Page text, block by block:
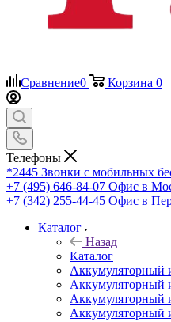
Сравнение0 Корзина 0
Телефоны
*2445 Звонки с мобильных
+7 (495) 646-84-07 Офис в
+7 (342) 255-44-45 Офис в
Каталог
Назад
Каталог
Аккумуляторный
Аккумуляторный
Аккумуляторный
Аккумуляторный